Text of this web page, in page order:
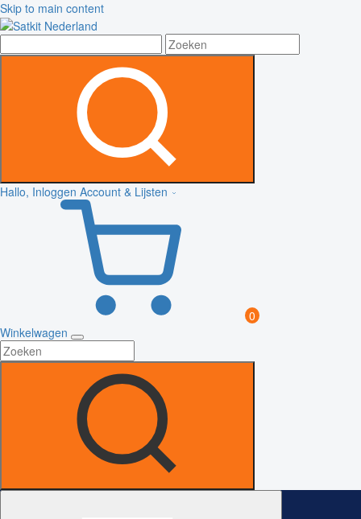
Skip to main content
Hallo, Inloggen Account & Lijsten
0
Winkelwagen